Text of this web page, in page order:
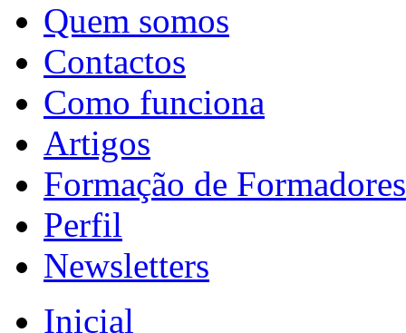
Quem somos
Contactos
Como funciona
Artigos
Formação de Formadores
Perfil
Newsletters
Inicial